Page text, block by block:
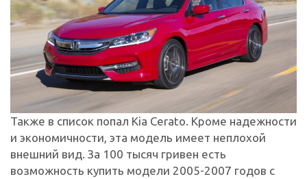
Также в список попал Kia Cerato. Кроме надежности
и экономичности, эта модель имеет неплохой
внешний вид. За 100 тысяч гривен есть
возможность купить модели 2005-2007 годов с